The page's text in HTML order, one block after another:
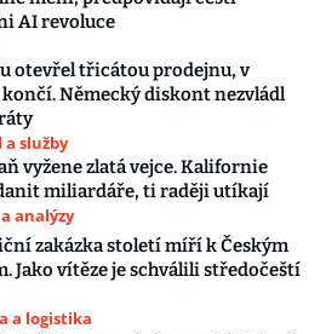
AI revoluce
otevřel třicátou prodejnu, v
končí. Německý diskont nezvládl
a služby
vyžene zlatá vejce. Kalifornie
miliardáře, ti raději utíkají
analýzy
zakázka století míří k Českým
Jako vítěze je schválili středočeští
a logistika